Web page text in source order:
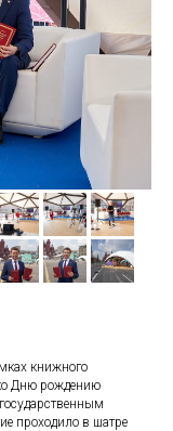
книжного
Дню рождению
проходило в шатре